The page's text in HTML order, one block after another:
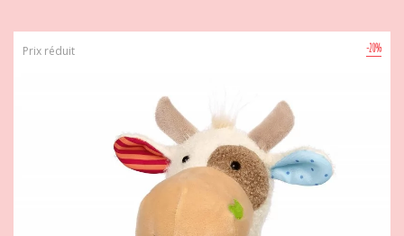
-20%
Prix réduit